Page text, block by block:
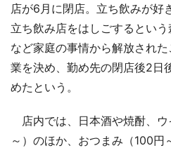
店が6月に閉店。立ち飲みが好
立ち飲み店をはしごするとい
など家庭の事情から解放され
業を決め、勤め先の閉店後2日
めたという。
店内では、日本酒や焼酎、
～）のほか、おつまみ（100